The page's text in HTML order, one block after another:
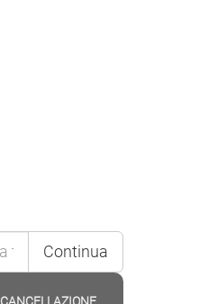
Continua
CANCELLAZIONE